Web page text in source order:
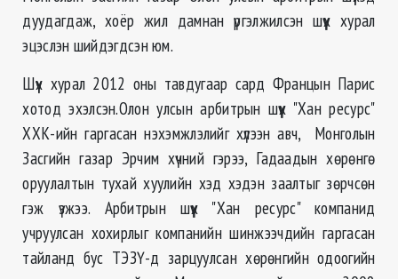
дуудагдаж, хоёр жил дамнан үргэлжилсэн шүүх хурал
эцэслэн шийдэгдсэн юм.
Шүүх хурал 2012 оны тавдугаар сард Францын Парис
хотод эхэлсэн.Олон улсын арбитрын шүүх "Хан ресурс"
ХХК-ийн гаргасан нэхэмжлэлийг хүлээн авч, Монголын
Засгийн газар Эрчим хүчний гэрээ, Гадаадын хөрөнгө
оруулалтын тухай хуулийн хэд хэдэн заалтыг зөрчсөн
гэж үзжээ. Арбитрын шүүх "Хан ресурс" компанид
учруулсан хохирлыг компанийн шинжээчдийн гаргасан
тайланд бус ТЭЗҮ-д зарцуулсан хөрөнгийн одоогийн